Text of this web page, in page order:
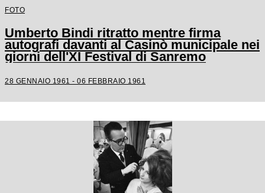
FOTO
Umberto Bindi ritratto mentre firma
autografi davanti al Casinò municipale nei
giorni dell'XI Festival di Sanremo
28 GENNAIO 1961 - 06 FEBBRAIO 1961